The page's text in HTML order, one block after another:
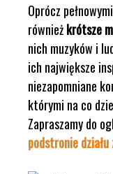
Oprócz
równieżkrótsze
nich muzyków i
ich największe
niezapomniane
którymi na co
Zapraszamy do
podstronie